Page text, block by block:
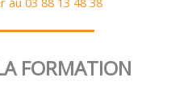
FORMATION